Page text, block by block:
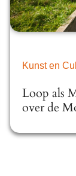
Kunst en
Loop als
over de